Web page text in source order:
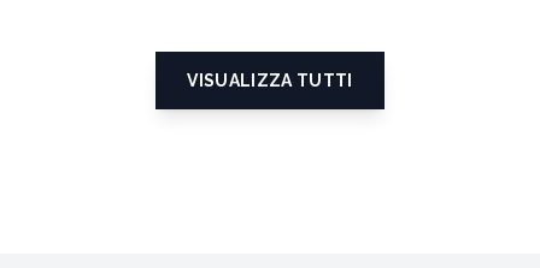
VISUALIZZA TUTTI